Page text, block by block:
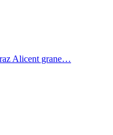
Alicent grane…